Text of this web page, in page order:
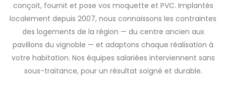
conçoit, fournit et pose vos moquette et PVC. Implantés
localement depuis 2007, nous connaissons les contraintes
des logements de la région — du centre ancien aux
pavillons du vignoble — et adaptons chaque réalisation à
votre habitation. Nos équipes salariées interviennent sans
sous-traitance, pour un résultat soigné et durable.